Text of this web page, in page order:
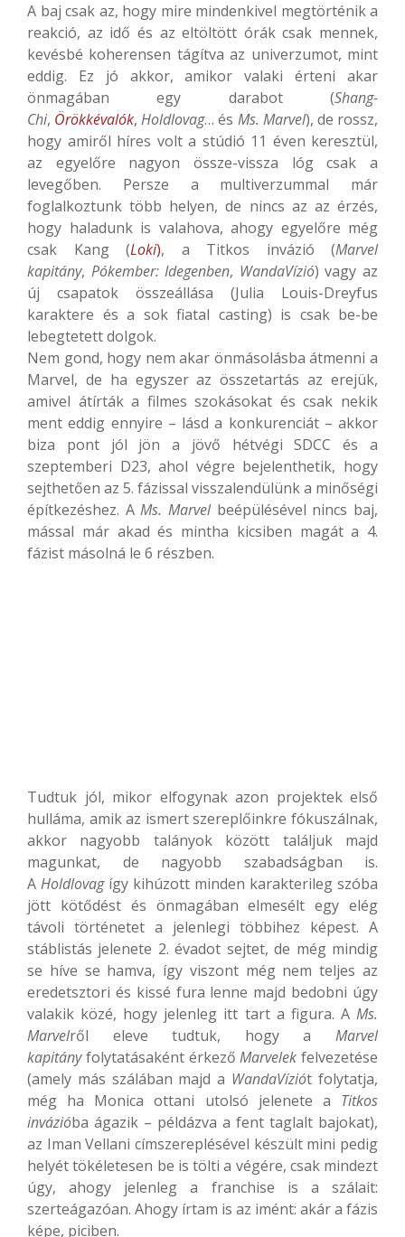
A baj csak az, hogy mire mindenkivel megtörténik a
reakció, az idő és az eltöltött órák csak mennek,
kevésbé koherensen tágítva az univerzumot, mint
eddig. Ez jó akkor, amikor valaki érteni akar
önmagában egy darabot (Shang-
Chi, Örökkévalók,Holdlovag… és Ms. Marvel), de rossz,
hogy amiről híres volt a stúdió 11 éven keresztül,
az egyelőre nagyon össze-vissza lóg csak a
levegőben. Persze a multiverzummal már
foglalkoztunk több helyen, de nincs az az érzés,
hogy haladunk is valahova, ahogy egyelőre még
csak Kang (Loki), a Titkos invázió (Marvel
kapitány, Pókember: Idegenben, WandaVízió) vagy az
új csapatok összeállása (Julia Louis-Dreyfus
karaktere és a sok fiatal casting) is csak be-be
lebegtetett dolgok.
Nem gond, hogy nem akar önmásolásba átmenni a
Marvel, de ha egyszer az összetartás az erejük,
amivel átírták a filmes szokásokat és csak nekik
ment eddig ennyire – lásd a konkurenciát – akkor
biza pont jól jön a jövő hétvégi SDCC és a
szeptemberi D23, ahol végre bejelenthetik, hogy
sejthetően az 5. fázissal visszalendülünk a minőségi
építkezéshez. AMs. Marvelbeépülésével nincs baj,
mással már akad és mintha kicsiben magát a 4.
fázist másolná le 6 részben.
Tudtuk jól, mikor elfogynak azon projektek első
hulláma, amik az ismert szereplőinkre fókuszálnak,
akkor nagyobb talányok között találjuk majd
magunkat, de nagyobb szabadságban is.
A Holdlovagígy kihúzott minden karakterileg szóba
jött kötődést és önmagában elmesélt egy elég
távoli történetet a jelenlegi többihez képest. A
stáblistás jelenete 2. évadot sejtet, de még mindig
se híve se hamva, így viszont még nem teljes az
eredetsztori és kissé fura lenne majd bedobni úgy
valakik közé, hogy jelenleg itt tart a figura. A Ms.
Marvelről eleve tudtuk, hogy a Marvel
kapitányfolytatásaként érkezőMarvelek felvezetése
(amely más szálában majd a WandaVíziót folytatja,
még ha Monica ottani utolsó jelenete a Titkos
invázióba ágazik – példázva a fent taglalt bajokat),
az Iman Vellani címszereplésével készült mini pedig
helyét tökéletesen be is tölti a végére, csak mindezt
úgy, ahogy jelenleg a franchise is a szálait:
szerteágazóan. Ahogy írtam is az imént: akár a fázis
képe, piciben.